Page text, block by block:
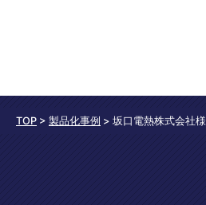
TOP > 製品化事例 > 坂口電熱株式会社様